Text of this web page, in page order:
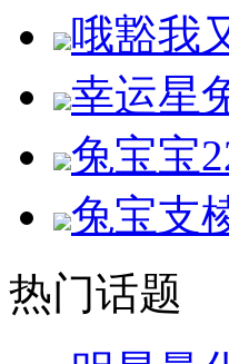
哦豁我
幸运星
兔宝宝
兔宝支
热门话题